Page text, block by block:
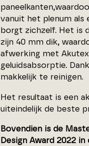
vanuit het plenum als
borgt zichzelf. Het is
zijn 40 mm dik,
afwerking met
geluidsabsorptie.
makkelijk te reinigen.
Het resultaat is een
uiteindelijk de beste
Bovendien is de
Design Award 2022